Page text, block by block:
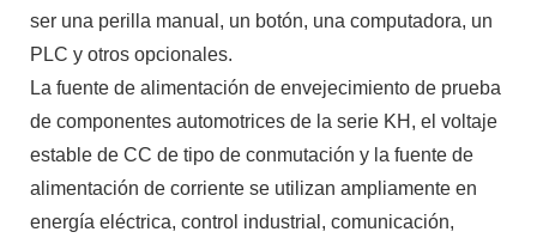
ser una perilla manual, un botón, una computadora, un
PLC y otros opcionales.
La fuente de alimentación de envejecimiento de prueba
de componentes automotrices de la serie KH, el voltaje
estable de CC de tipo de conmutación y la fuente de
alimentación de corriente se utilizan ampliamente en
energía eléctrica, control industrial, comunicación,